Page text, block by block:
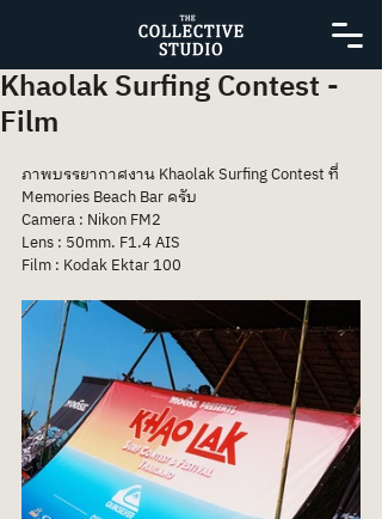
Khaolak Surfing Contest -
Film
ภาพบรรยากาศงาน Khaolak Surfing Contest ที่
Memories Beach Bar ครับ
Camera : Nikon FM2
Lens : 50mm. F1.4 AIS
Film : Kodak Ektar 100